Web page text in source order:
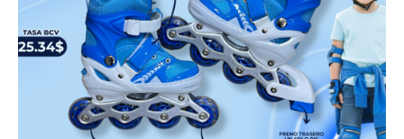
cantidad